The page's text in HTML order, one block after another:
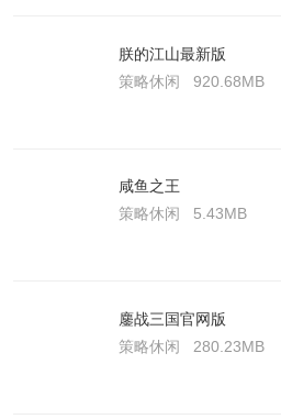
朕的江山最新版
策略休闲
920.68MB
咸鱼之王
策略休闲
5.43MB
鏖战三国官网版
策略休闲
280.23MB